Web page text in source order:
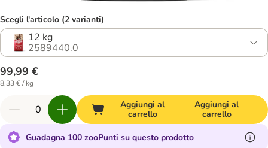
Scegli l'articolo (2 varianti)
12 kg
2589440.0
99,99 €
8,33 € / kg
Aggiungi al
carrello
Aggiungi al
carrello
Guadagna 100 zooPunti su questo prodotto